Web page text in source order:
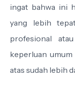
ingat bahwa ini
yang lebih
profesional
keperluan
atas sudah lebih